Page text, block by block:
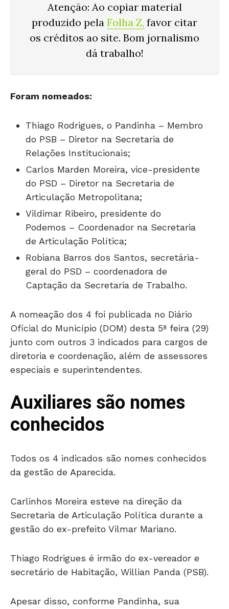
Atenção: Ao copiar material
produzido pela Folha Z, favor citar
os créditos ao site. Bom jornalismo
dá trabalho!
Foram nomeados:
Thiago Rodrigues, o Pandinha – Membro
do PSB – Diretor na Secretaria de
Relações Institucionais;
Carlos Marden Moreira, vice-presidente
do PSD – Diretor na Secretaria de
Articulação Metropolitana;
Vildimar Ribeiro, presidente do
Podemos – Coordenador na Secretaria
de Articulação Política;
Robiana Barros dos Santos, secretária-
geral do PSD – coordenadora de
Captação da Secretaria de Trabalho.
A nomeação dos 4 foi publicada no Diário
Oficial do Município (DOM) desta 5ª feira (29)
junto com outros 3 indicados para cargos de
diretoria e coordenação, além de assessores
especiais e superintendentes.
Auxiliares são nomes
conhecidos
Todos os 4 indicados são nomes conhecidos
da gestão de Aparecida.
Carlinhos Moreira esteve na direção da
Secretaria de Articulação Política durante a
gestão do ex-prefeito Vilmar Mariano.
Thiago Rodrigues é irmão do ex-vereador e
secretário de Habitação, Willian Panda (PSB).
Apesar disso, conforme Pandinha, sua